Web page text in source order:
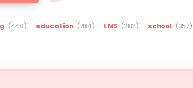
(448) education (784) LMS (282) school (357)